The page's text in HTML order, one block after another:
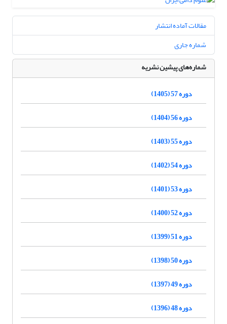
مقالات آماده انتشار
شماره جاری
شماره‌های پیشین نشریه
دوره 57 (1405)
دوره 56 (1404)
دوره 55 (1403)
دوره 54 (1402)
دوره 53 (1401)
دوره 52 (1400)
دوره 51 (1399)
دوره 50 (1398)
دوره 49 (1397)
دوره 48 (1396)